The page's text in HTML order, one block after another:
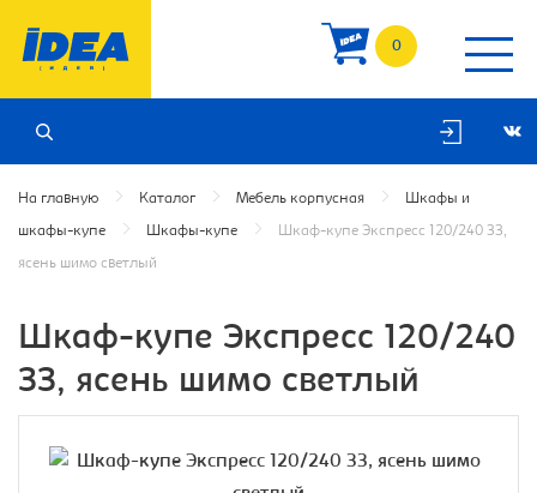
0
На главную Каталог Мебель корпусная Шкафы и
шкафы-купе Шкафы-купе Шкаф-купе Экспресс 120/240 ЗЗ,
ясень шимо светлый
Шкаф-купе Экспресс 120/240
ЗЗ, ясень шимо светлый